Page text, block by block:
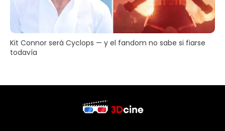
Kit Connor será Cyclops — y el fandom no sabe si fiarse
todavía